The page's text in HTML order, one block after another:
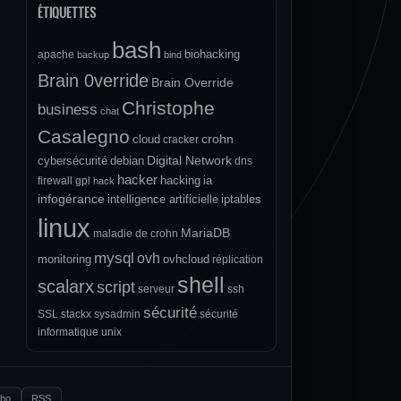
ÉTIQUETTES
apache backup bash bind biohacking
Brain 0verride Brain Override
business chat Christophe
Casalegno cloud cracker crohn
cybersécurité debian Digital Network dns
firewall
gpl hack hacker hacking ia
infogérance intelligence artificielle iptables
linux maladie de crohn MariaDB
monitoring mysql ovh ovhcloud réplication
scalarxscript serveur shell
ssh
SSL stackx sysadmin sécurité sécurité
informatique unix
RSS